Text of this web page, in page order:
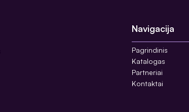
Navigacija
Pagrindinis
Katalogas
Partneriai
Kontaktai